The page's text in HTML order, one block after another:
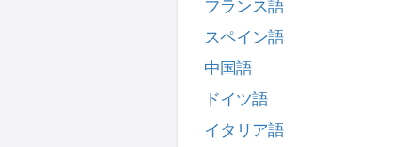
フランス語
スペイン語
中国語
ドイツ語
イタリア語